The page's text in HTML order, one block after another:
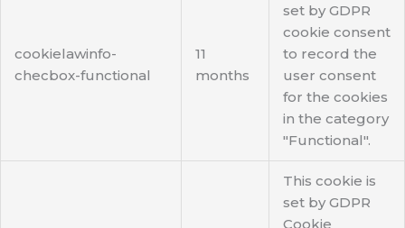
cookielawinfo-
checbox-functional
11
months
set by GDPR
cookie consent
to record the
user consent
for the cookies
in the category
"Functional".
This cookie is
set by GDPR
Cookie